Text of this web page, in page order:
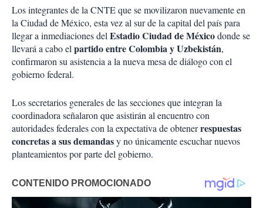
Los integrantes de la CNTE que se movilizaron nuevamente en
la Ciudad de México, esta vez al sur de la capital del país para
llegar a inmediaciones delEstadio Ciudad de Méxicodonde se
llevará a cabo elpartido entre Colombia y Uzbekistán,
confirmaron su asistencia a la nueva mesa de diálogo con el
gobierno federal.
Los secretarios generales de las secciones que integran la
coordinadora señalaron que asistirán al encuentro con
autoridades federales con la expectativa de obtenerrespuestas
concretas a sus demandasy no únicamente escuchar nuevos
planteamientos por parte del gobierno.